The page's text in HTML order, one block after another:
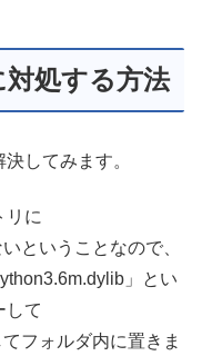
処する方法
してみます。
リに
ということなので、
」とい
して
フォルダ内に置きま